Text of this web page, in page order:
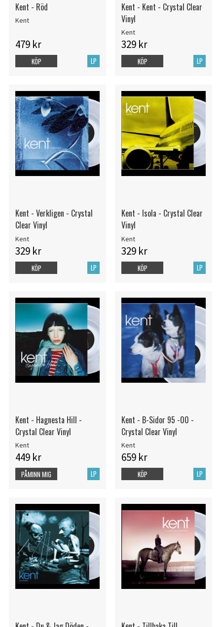
Kent - Röd
Kent
479 kr
LP
KÖP
Kent - Kent - Crystal Clear
Vinyl
Kent
329 kr
LP
KÖP
Kent - Verkligen - Crystal
Clear Vinyl
Kent
329 kr
LP
KÖP
Kent - Isola - Crystal Clear
Vinyl
Kent
329 kr
LP
KÖP
Kent - Hagnesta Hill -
Crystal Clear Vinyl
Kent
449 kr
LP
PÅMINN MIG
Kent - B-Sidor 95 -00 -
Crystal Clear Vinyl
Kent
659 kr
LP
KÖP